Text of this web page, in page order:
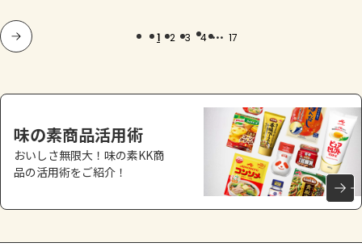
1 2 3 4 ... 17
味の素商品活用術
おいしさ無限大！味の素KK商
品の活用術をご紹介！